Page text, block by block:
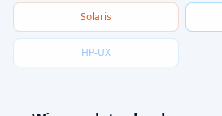
Solaris
HP-UX